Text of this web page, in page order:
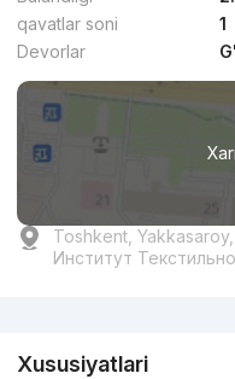
qavatlar soni
1
Devorlar
Toshkent,
Институт
Xususiyatlari